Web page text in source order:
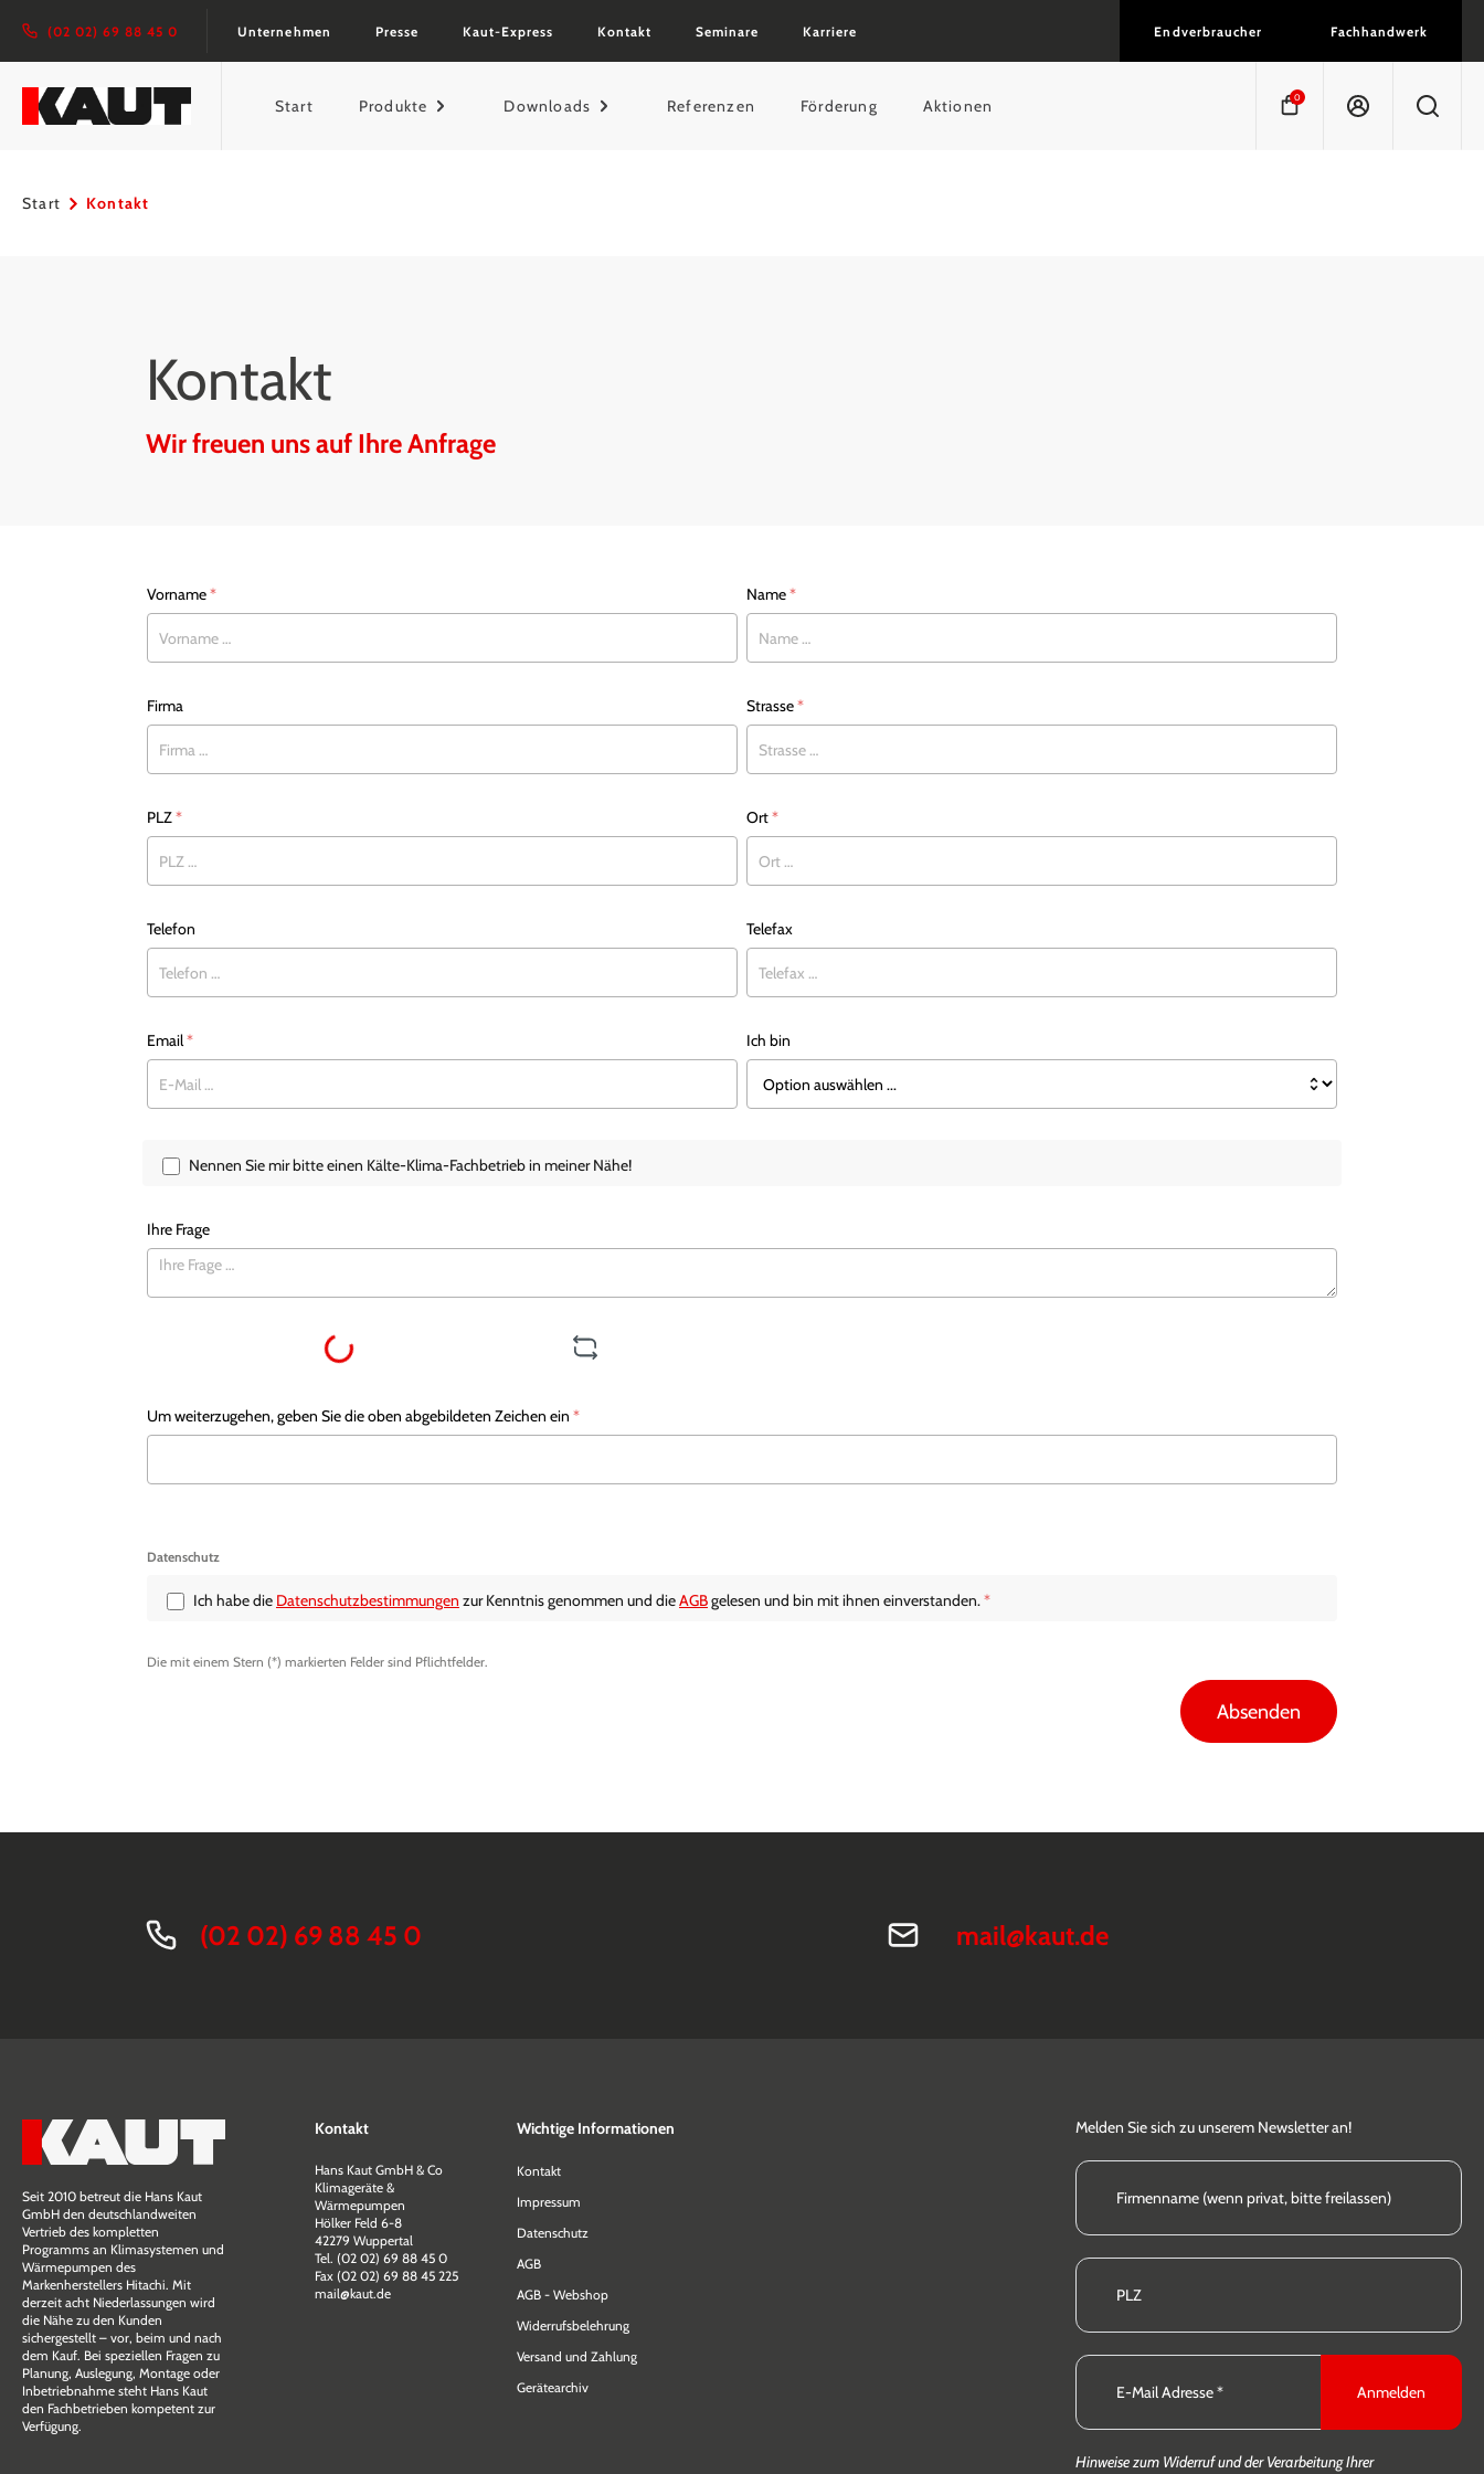
Zur Hauptnavigation springen
(02 02) 69 88 45 0 Unternehmen Presse Kaut-Express Kontakt Seminare Karriere Endverbraucher Fachhandwerk
Start Produkte Downloads Referenzen Förderung Aktionen 0
Start Kontakt
Kontakt
Wir freuen uns auf Ihre Anfrage
Vorname* Name*
Firma Strasse*
PLZ* Ort*
Telefon Telefax
Email* Ich bin
Nennen Sie mir bitte einen Kälte-Klima-Fachbetrieb in meiner Nähe!
Ihre Frage
Loading...
Um weiterzugehen, geben Sie die oben abgebildeten Zeichen ein *
Datenschutz
Ich habe die Datenschutzbestimmungen zur Kenntnis genommen und dieAGBgelesen und bin mit ihnen einverstanden.*
Die mit einem Stern (*) markierten Felder sind Pflichtfelder.
Absenden
(02 02) 69 88 45 0 mail@kaut.de
Seit 2010 betreut die Hans Kaut
GmbH den deutschlandweiten
Vertrieb des kompletten
Programms an Klimasystemen und
Wärmepumpen des
Markenherstellers Hitachi. Mit
derzeit acht Niederlassungen wird
die Nähe zu den Kunden
sichergestellt – vor, beim und nach
dem Kauf. Bei speziellen Fragen zu
Planung, Auslegung, Montage oder
Inbetriebnahme steht Hans Kaut
den Fachbetrieben kompetent zur
Verfügung.
Kontakt
Hans Kaut GmbH & Co
Klimageräte &
Wärmepumpen
Hölker Feld 6-8
42279 Wuppertal
Tel. (02 02) 69 88 45 0
Fax (02 02) 69 88 45 225
mail@kaut.de
Wichtige Informationen
Kontakt
Impressum
Datenschutz
AGB
AGB - Webshop
Widerrufsbelehrung
Versand und Zahlung
Gerätearchiv
Melden Sie sich zu unserem Newsletter an!
Anmelden
Hinweise zum Widerruf und der Verarbeitung Ihrer